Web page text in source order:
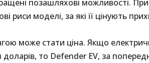
позашляхові можливості.
риси моделі, за які її цінують
може стати ціна. Якщо
то Defender EV, за